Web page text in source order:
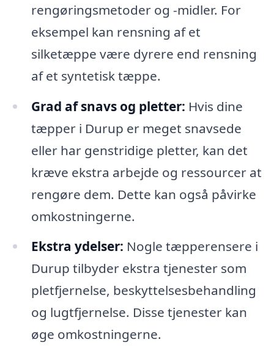
rengøringsmetoder og -midler. For
eksempel kan rensning af et
silketæppe være dyrere end rensning
af et syntetisk tæppe.
Grad af snavs og pletter: Hvis dine
tæpper i Durup er meget snavsede
eller har genstridige pletter, kan det
kræve ekstra arbejde og ressourcer at
rengøre dem. Dette kan også påvirke
omkostningerne.
Ekstra ydelser: Nogle tæpperensere i
Durup tilbyder ekstra tjenester som
pletfjernelse, beskyttelsesbehandling
og lugtfjernelse. Disse tjenester kan
øge omkostningerne.